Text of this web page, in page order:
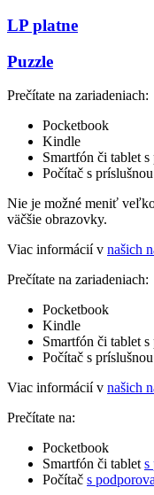
LP platne
Puzzle
Prečítate na zariadeniach:
Pocketbook
Kindle
Smartfón či tablet
Počítač s
Nie je možné meniť
väčšie obrazovky.
Viac informácií v našich
Prečítate na zariadeniach:
Pocketbook
Kindle
Smartfón či tablet
Počítač s
Viac informácií v našich
Prečítate na:
Pocketbook
Smartfón či tablet s
Počítač s